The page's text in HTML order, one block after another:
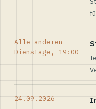
Alle anderen
Dienstage, 19:00
24.09.2026